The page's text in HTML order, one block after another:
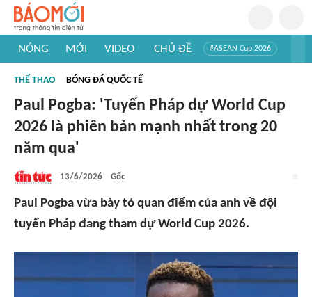
NÓNG MỚI VIDEO CHỦ ĐỀ #ASEAN Cup 2026
#Khám phá thế giới
THỂ THAO BÓNG ĐÁ QUỐC TẾ
Paul Pogba: 'Tuyển Pháp dự World Cup
2026 là phiên bản mạnh nhất trong 20
năm qua'
13/6/2026 Gốc
Paul Pogba vừa bày tỏ quan điểm của anh về đội
tuyển Pháp đang tham dự World Cup 2026.